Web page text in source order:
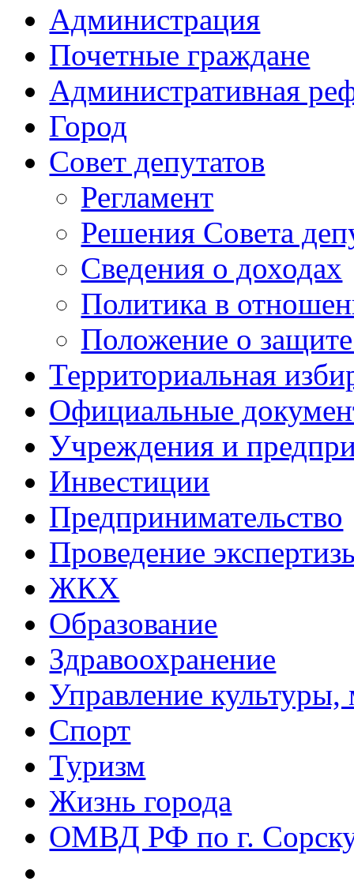
Администрация
Почетные граждане
Административная
Город
Совет депутатов
Регламент
Решения Совета
Сведения о доходах
Политика в
Положение о
Территориальная
Официальные
Учреждения и
Инвестиции
Предпринимательство
Проведение
ЖКХ
Образование
Здравоохранение
Управление
Спорт
Туризм
Жизнь города
ОМВД РФ по г.